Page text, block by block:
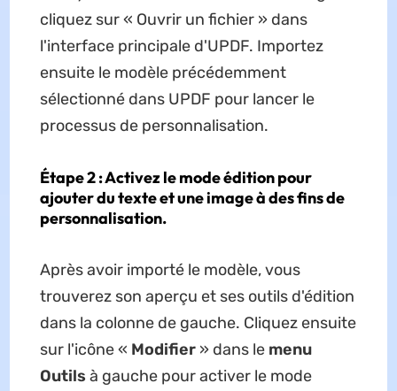
cliquez sur « Ouvrir un fichier » dans
l'interface principale d'UPDF. Importez
ensuite le modèle précédemment
sélectionné dans UPDF pour lancer le
processus de personnalisation.
Étape 2 : Activez le mode édition pour
ajouter du texte et une image à des fins de
personnalisation.
Après avoir importé le modèle, vous
trouverez son aperçu et ses outils d'édition
dans la colonne de gauche. Cliquez ensuite
sur l'icône « Modifier» dans le menu
Outils à gauche pour activer le mode